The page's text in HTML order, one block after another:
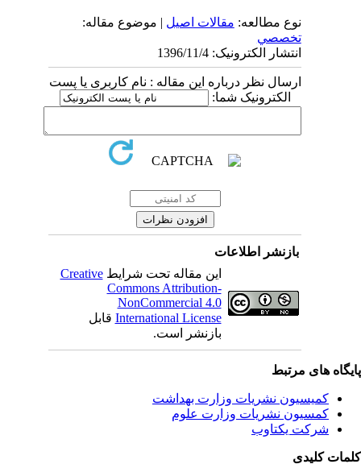
نوع مطالعه:مقالات اصيل| موضوع مقاله:
تخصصي
انتشار الکترونیک: 1396/11/4
ارسال نظر درباره این مقاله : نام کاربری یا پست
الکترونیک شما:
بازنشر اطلاعات
این مقاله تحت شرایطCreative
Commons Attribution-
NonCommercial 4.0
International Licenseقابل
بازنشر است.
های مرتبط
کمیسیون نشریات وزارت بهداشت
کمسیون نشریات وزارت علوم
شرکت یکتاوب
کلیدی